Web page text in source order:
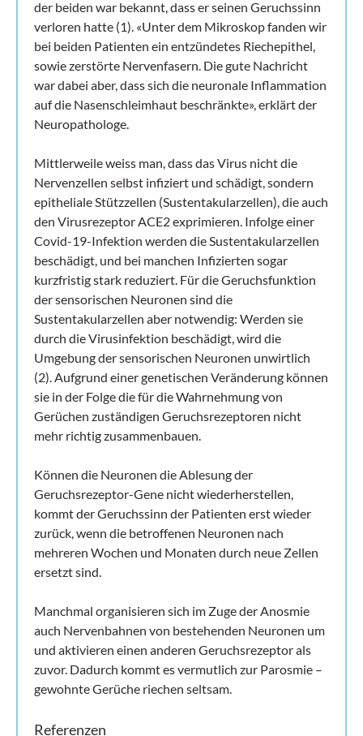
der beiden war bekannt, dass er seinen Geruchssinn
verloren hatte (1). «Unter dem Mikroskop fanden wir
bei beiden Patienten ein entzündetes Riechepithel,
sowie zerstörte Nervenfasern. Die gute Nachricht
war dabei aber, dass sich die neuronale Inflammation
auf die Nasenschleimhaut beschränkte», erklärt der
Neuropathologe.
Mittlerweile weiss man, dass das Virus nicht die
Nervenzellen selbst infiziert und schädigt, sondern
epitheliale Stützzellen (Sustentakularzellen), die auch
den Virusrezeptor ACE2 exprimieren. Infolge einer
Covid-19-Infektion werden die Sustentakularzellen
beschädigt, und bei manchen Infizierten sogar
kurzfristig stark reduziert. Für die Geruchsfunktion
der sensorischen Neuronen sind die
Sustentakularzellen aber notwendig: Werden sie
durch die Virusinfektion beschädigt, wird die
Umgebung der sensorischen Neuronen unwirtlich
(2). Aufgrund einer genetischen Veränderung können
sie in der Folge die für die Wahrnehmung von
Gerüchen zuständigen Geruchsrezeptoren nicht
mehr richtig zusammenbauen.
Können die Neuronen die Ablesung der
Geruchsrezeptor-Gene nicht wiederherstellen,
kommt der Geruchssinn der Patienten erst wieder
zurück, wenn die betroffenen Neuronen nach
mehreren Wochen und Monaten durch neue Zellen
ersetzt sind.
Manchmal organisieren sich im Zuge der Anosmie
auch Nervenbahnen von bestehenden Neuronen um
und aktivieren einen anderen Geruchsrezeptor als
zuvor. Dadurch kommt es vermutlich zur Parosmie –
gewohnte Gerüche riechen seltsam.
Referenzen